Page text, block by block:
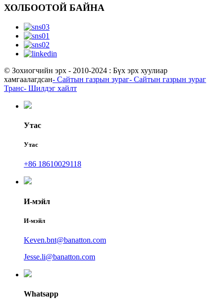
ХОЛБООТОЙ БАЙНА
© Зохиогчийн эрх - 2010-2024 : Бүх эрх хуулиар
хамгаалагдсан- Сайтын газрын зураг- Сайтын газрын зураг
Транс- Шилдэг хайлт
Утас
Утас
+86 18610029118
И-мэйл
И-мэйл
Keven.bnt@banatton.com
Jesse.li@banatton.com
Whatsapp